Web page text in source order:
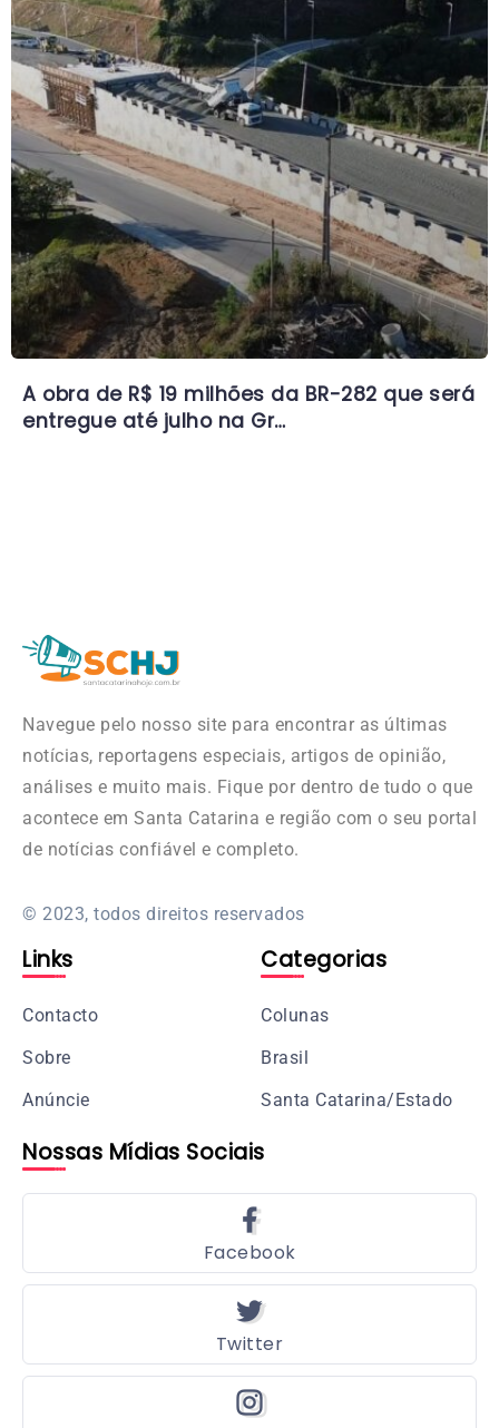
A obra de R$ 19 milhões da BR-282 que será
entregue até julho na Gr…
Navegue pelo nosso site para encontrar as últimas
notícias, reportagens especiais, artigos de opinião,
análises e muito mais. Fique por dentro de tudo o que
acontece em Santa Catarina e região com o seu portal
de notícias confiável e completo.
© 2023, todos direitos reservados
Links
Contacto
Sobre
Anúncie
Categorias
Colunas
Brasil
Santa Catarina/Estado
Nossas Mídias Sociais
Facebook
Twitter